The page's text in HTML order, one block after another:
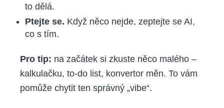
to dělá.
Ptejte se. Když něco nejde, zeptejte se AI,
co s tím.
Pro tip: na začátek si zkuste něco malého –
kalkulačku, to-do list, konvertor měn. To vám
pomůže chytit ten správný „vibe“.